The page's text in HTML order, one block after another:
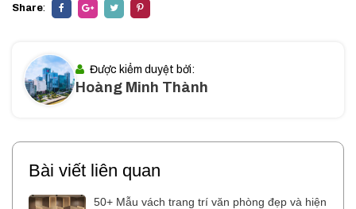
Share:
Được kiểm duyệt bởi:
Hoàng Minh Thành
Bài viết liên quan
50+ Mẫu vách trang trí văn phòng đẹp và hiện